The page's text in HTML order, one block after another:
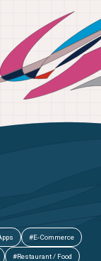
#E-Commerce
#Restaurant / Food